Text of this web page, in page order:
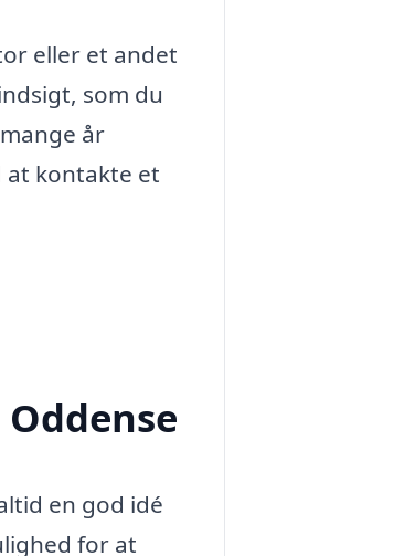
eller et andet
som du
år
at kontakte et
en god idé
for at